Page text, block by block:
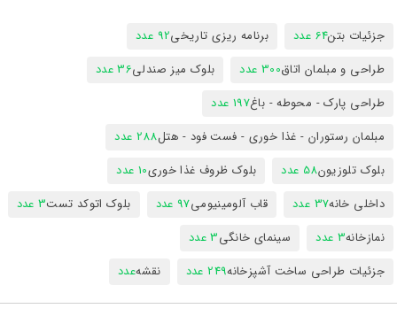
جزئیات بتن64 عدد برنامه ریزی تاریخی92 عدد
طراحی و مبلمان اتاق300 عدد بلوک میز صندلی36 عدد
طراحی پارک - محوطه - باغ197 عدد
مبلمان رستوران - غذا خوری - فست فود - هتل288 عدد
بلوک تلوزیون58 عدد بلوک ظروف غذا خوری10 عدد
داخلی خانه37 عدد قاب آلومینیومی97 عدد بلوک اتوکد تست3 عدد
نمازخانه3 عدد سینمای خانگی3 عدد
جزئیات طراحی ساخت آشپزخانه249 عدد نقشهعدد